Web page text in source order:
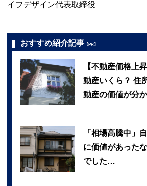
イフデザイン代表取締役
おすすめ紹介記事 【PR】
【不動産価格上
動産いくら？ 住
動産の価値が分か
「相場高騰中」
に価値があった
でした…